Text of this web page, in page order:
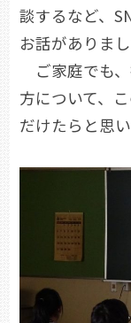
談するなど、
お話がありまし
ご家庭でも
方について、
だけたらと思い